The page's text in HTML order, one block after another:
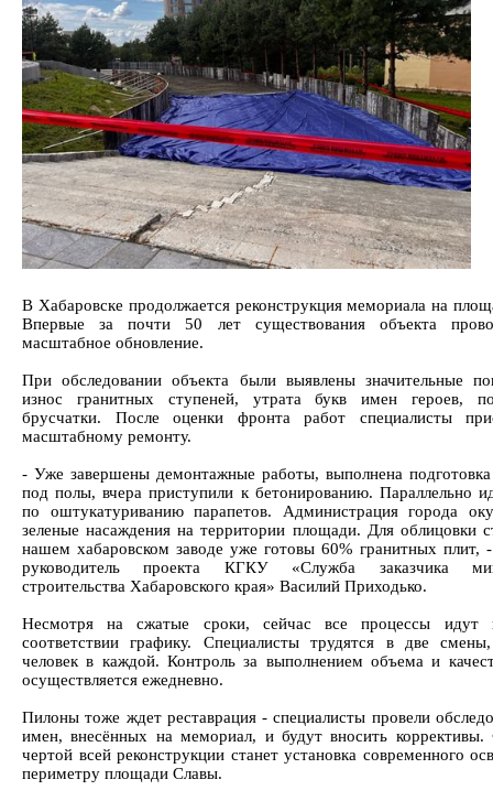
В Хабаровске продолжается реконструкция мемориала на
Впервые за почти 50 лет существования объекта
масштабное обновление.
При обследовании объекта были выявлены значительные
износ гранитных ступеней, утрата букв имен героев,
брусчатки. После оценки фронта работ специалисты
масштабному ремонту.
- Уже завершены демонтажные работы, выполнена подготовка
под полы, вчера приступили к бетонированию. Параллельно
по оштукатуриванию парапетов. Администрация города
зеленые насаждения на территории площади. Для облицовки
нашем хабаровском заводе уже готовы 60% гранитных плит, -
руководитель проекта КГКУ «Служба заказчика
строительства Хабаровского края» Василий Приходько.
Несмотря на сжатые сроки, сейчас все процессы идут
соответствии графику. Специалисты трудятся в две
человек в каждой. Контроль за выполнением объема и
осуществляется ежедневно.
Пилоны тоже ждет реставрация - специалисты провели
имен, внесённых на мемориал, и будут вносить коррективы.
чертой всей реконструкции станет установка современного
периметру площади Славы.